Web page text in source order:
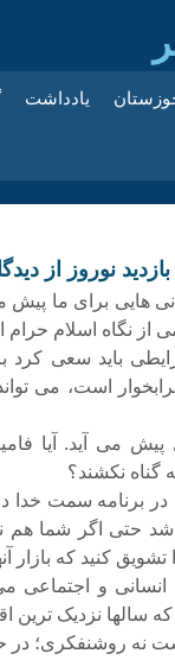
یادداشت
بازدید نوروز از
هایی برای ما
از نگاه اسلام
باید سعی کرد
است، می
پیش می آید. آیا
گناه نکشند؟
در برنامه سمت خدا
حتی اگر شما
تشویق کنید که
انسانی و اجتماعی
سالها نزدیک ترین
نه روشنفکری؛